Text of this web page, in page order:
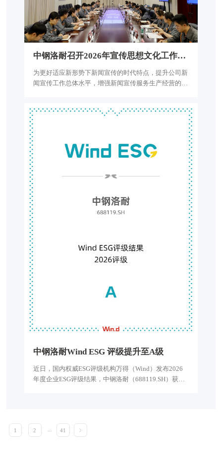
中钢洛耐召开2026年宣传思想文化工作会
为更好适应新形势下新闻宣传的时代特点，提升公司新
闻宣传工作总体水平，增强新闻宣传服务生产经营的针
中钢洛耐分管领导、各单位通讯员兼网评员参加会议。
中钢洛耐Wind ESG 评级提升至A级
近日，国内权威ESG评级机构万得（Wind）发布2026
年度企业ESG评级结果，中钢洛耐（688119.SH）获评
1 2 ... 41